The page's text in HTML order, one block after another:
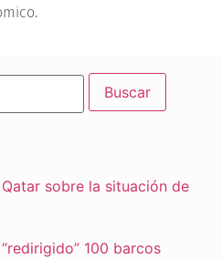
sobre la situación de
100 barcos